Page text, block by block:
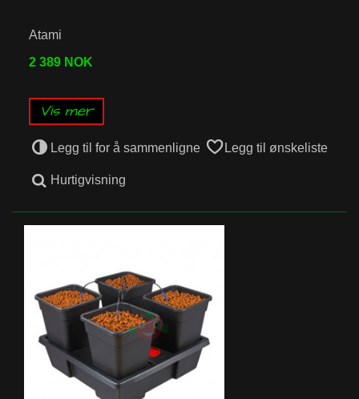
Atami
2 389 NOK
Vis mer
Legg til for å sammenligne Legg til ønskeliste
Hurtigvisning